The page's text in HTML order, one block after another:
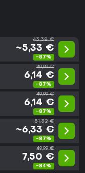
43,38 €
~5,33 €
-87%
49,99 €
6,14 €
-87%
49,99 €
6,14 €
-87%
51,32 €
~6,33 €
-87%
49,99 €
7,50 €
-84%